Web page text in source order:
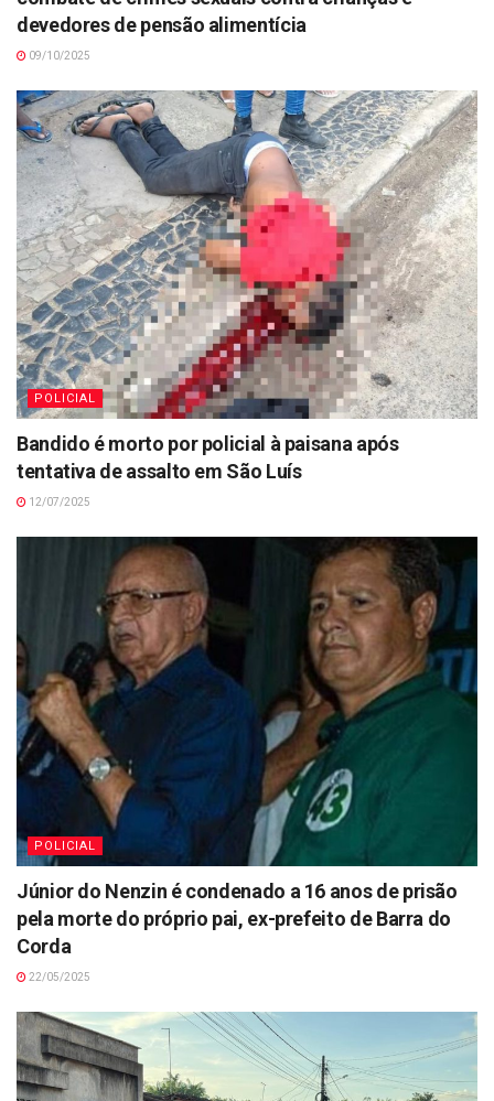
devedores de pensão alimentícia
09/10/2025
POLICIAL
Bandido é morto por policial à paisana após
tentativa de assalto em São Luís
12/07/2025
POLICIAL
Júnior do Nenzin é condenado a 16 anos de prisão
pela morte do próprio pai, ex-prefeito de Barra do
Corda
22/05/2025